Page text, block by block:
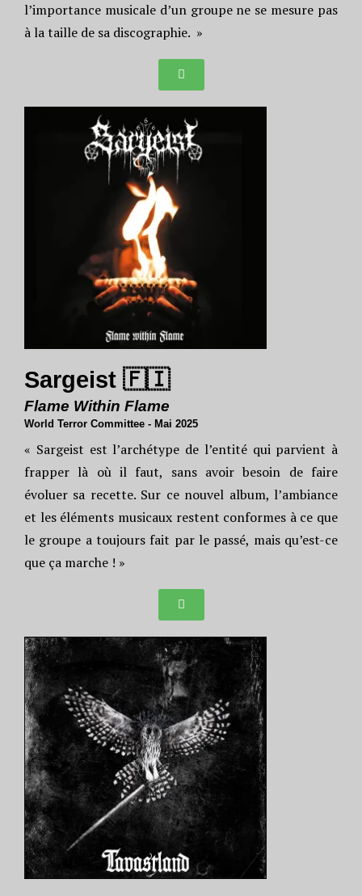
l’importance musicale d’un groupe ne se mesure pas
à la taille de sa discographie. »
Sargeist 🇫🇮
Flame Within Flame
World Terror Committee - Mai 2025
« Sargeist est l’archétype de l’entité qui parvient à
frapper là où il faut, sans avoir besoin de faire
évoluer sa recette. Sur ce nouvel album, l’ambiance
et les éléments musicaux restent conformes à ce que
le groupe a toujours fait par le passé, mais qu’est-ce
que ça marche ! »